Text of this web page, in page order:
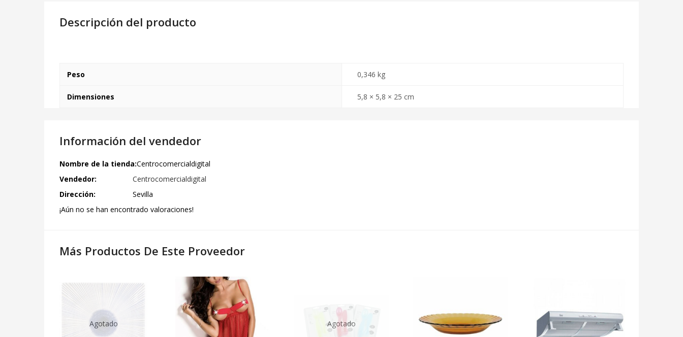
Descripción del producto
Peso 0,346 kg
Dimensiones 5,8 × 5,8 × 25 cm
Información del vendedor
Nombre de la tienda:Centrocomercialdigital
Vendedor:
Centrocomercialdigital
Dirección:
Sevilla
¡Aún no se han encontrado valoraciones!
Más Productos De Este Proveedor
Agotado Agotado